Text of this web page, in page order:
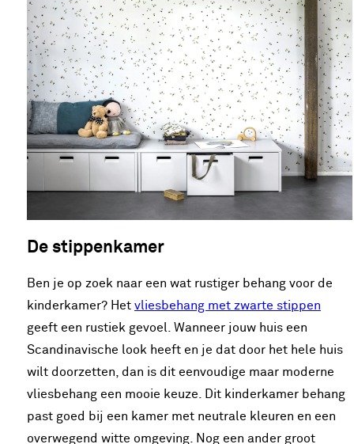
De stippenkamer
Ben je op zoek naar een wat rustiger behang voor de
kinderkamer? Het vliesbehang met zwarte stippen
geeft een rustiek gevoel. Wanneer jouw huis een
Scandinavische look heeft en je dat door het hele huis
wilt doorzetten, dan is dit eenvoudige maar moderne
vliesbehang een mooie keuze. Dit kinderkamer behang
past goed bij een kamer met neutrale kleuren en een
overwegend witte omgeving. Nog een ander groot